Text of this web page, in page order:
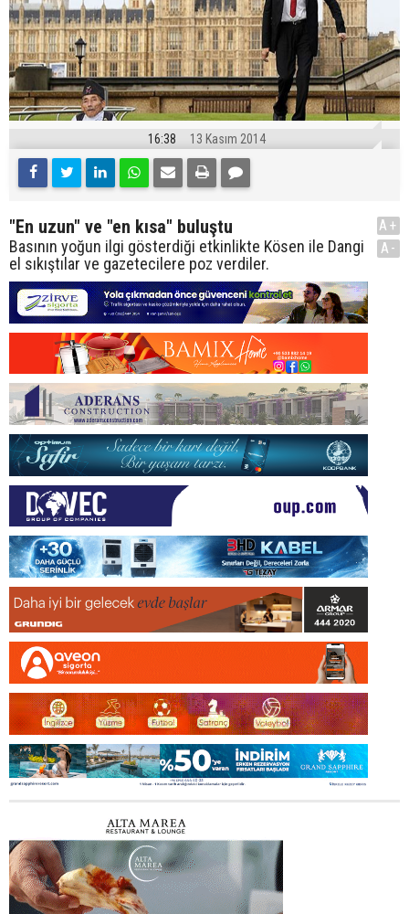
16:38 13 Kasım 2014
"En uzun" ve "en kısa" buluştu
Basının yoğun ilgi gösterdiği etkinlikte Kösen ile Dangi
el sıkıştılar ve gazetecilere poz verdiler.
A+
A-